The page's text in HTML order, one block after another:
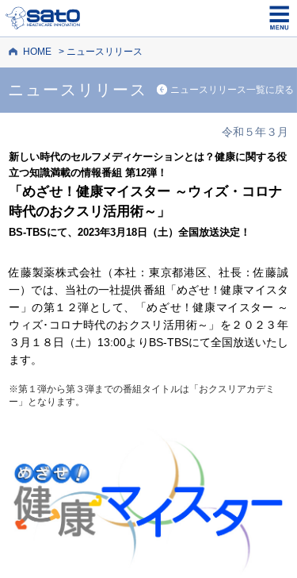
HOME ニュースリリース
ニュースリリース ニュースリリース一覧に戻る
令和５年３月
新しい時代のセルフメディケーションとは？健康に関する役
立つ知識満載の情報番組 第12弾！
「めざせ！健康マイスター ～ウィズ・コロナ
時代のおクスリ活用術～」
BS-TBSにて、2023年3月18日（土）全国放送決定！
佐藤製薬株式会社（本社：東京都港区、社長：佐藤誠
一）では、当社の一社提供番組「めざせ！健康マイスタ
ー」の第１２弾として、「めざせ！健康マイスター ～
ウィズ･コロナ時代のおクスリ活用術～」を２０２３年
３月１８日（土）13:00よりBS-TBSにて全国放送いたし
ます。
※第１弾から第３弾までの番組タイトルは「おクスリアカデミ
ー」となります。